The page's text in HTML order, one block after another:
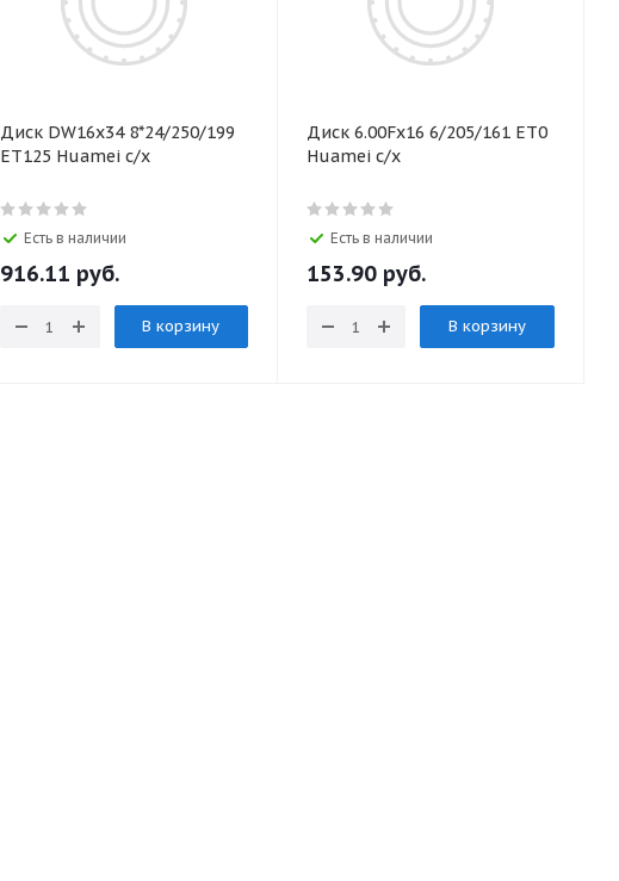
Диск DW16х34 8*24/250/199
ЕТ125 Huamei с/х
Есть в наличии
916.11 руб.
В корзину
Диск 6.00Fх16 6/205/161 ЕТ0
Huamei с/х
Есть в наличии
153.90 руб.
В корзину